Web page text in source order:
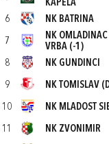
KAPELA
6 NK BATRINA
7
NK
VRBA (-1)
8 NK GUNDINCI
9 NK TOMISLAV
10 NK MLADOST
11 NK ZVONIMIR